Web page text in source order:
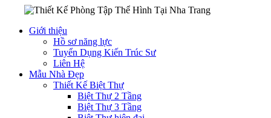
Giới thiệu
Hồ sơ năng lực
Tuyển Dụng Kiến Trúc Sư
Liên Hệ
Mẫu Nhà Đẹp
Thiết Kế Biệt Thự
Biệt Thự 2 Tầng
Biệt Thự 3 Tầng